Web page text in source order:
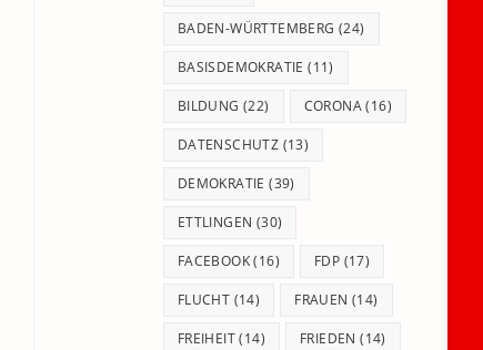
BADEN-WÜRTTEMBERG (24)
BASISDEMOKRATIE (11)
BILDUNG (22) CORONA(16)
DATENSCHUTZ (13)
DEMOKRATIE (39)
ETTLINGEN (30)
FACEBOOK(16) FDP (17)
FLUCHT (14) FRAUEN (14)
FREIHEIT(14) FRIEDEN (14)